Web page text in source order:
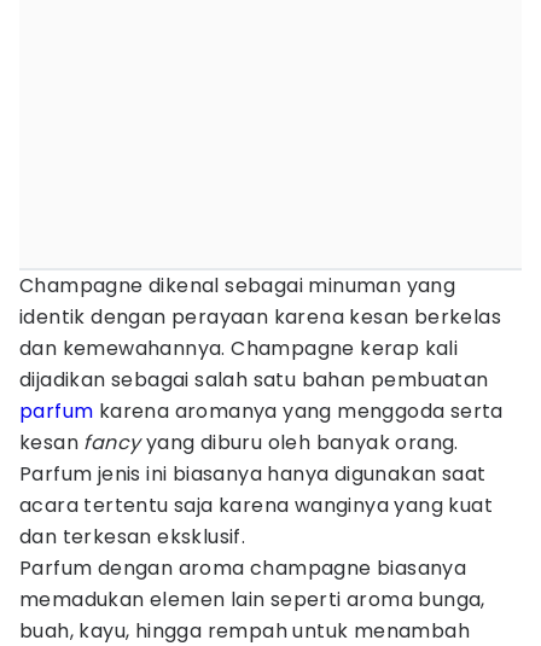
Champagne dikenal sebagai minuman yang
identik dengan perayaan karena kesan berkelas
dan kemewahannya. Champagne kerap kali
dijadikan sebagai salah satu bahan pembuatan
parfum karena aromanya yang menggoda serta
kesan fancyyang diburu oleh banyak orang.
Parfum jenis ini biasanya hanya digunakan saat
acara tertentu saja karena wanginya yang kuat
dan terkesan eksklusif.
Parfum dengan aroma champagne biasanya
memadukan elemen lain seperti aroma bunga,
buah, kayu, hingga rempah untuk menambah